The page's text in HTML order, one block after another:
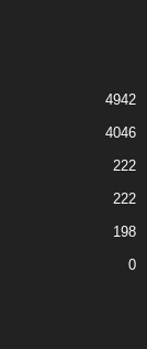
4942
4046
222
222
198
0